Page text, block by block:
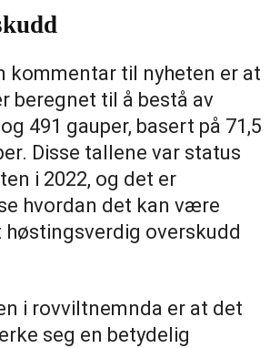
kommentar til nyheten er at
beregnet til å bestå av
491 gauper, basert på 71,5
Disse tallene var status
i 2022, og det er
hvordan det kan være
høstingsverdig overskudd
i rovviltnemnda er at det
seg en betydelig